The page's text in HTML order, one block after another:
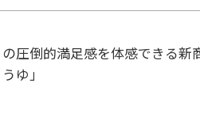
圧倒的満足感を体感できる新
ゆ」